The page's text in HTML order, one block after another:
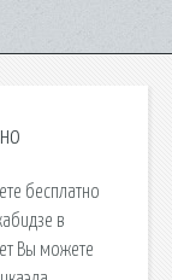
бесплатно
в
Вы можете